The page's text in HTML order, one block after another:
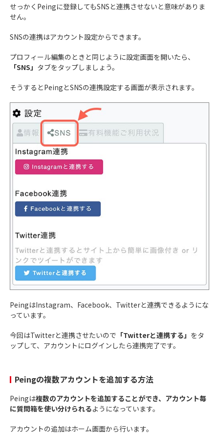
せっかくPeingに登録してもSNSと連携させないと意味がありま
せん。
SNSの連携はアカウント設定からできます。
プロフィール編集のときと同じように設定画面を開いたら、
「SNS」 タブをタップしましょう。
そうするとPeingとSNSの連携設定する画面が表示されます。
PeingはInstagram、Facebook、Twitterと連携できるようにな
っています。
今回はTwitterと連携させたいので 「Twitterと連携する」 をタ
ップして、アカウントにログインしたら連携完了です。
Peingの複数アカウントを追加する方法
Peingは複数のアカウントを追加することができ、アカウント毎
に質問箱を使い分けられるようになっています。
アカウントの追加はホーム画面から行います。